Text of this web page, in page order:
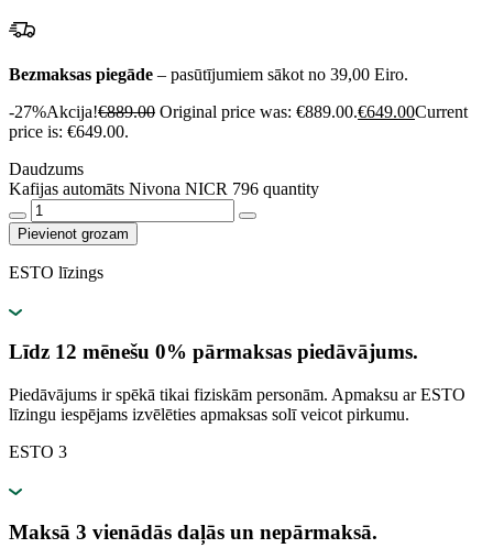
Bezmaksas piegāde – pasūtījumiem sākot no 39,00 Eiro.
-27%Akcija!€889.00 Original price was: €889.00.€649.00Current
price is: €649.00.
Daudzums
Kafijas automāts Nivona NICR 796 quantity
Pievienot grozam
ESTO līzings
Līdz 12 mēnešu 0% pārmaksas piedāvājums.
Piedāvājums ir spēkā tikai fiziskām personām. Apmaksu ar ESTO
līzingu iespējams izvēlēties apmaksas solī veicot pirkumu.
ESTO 3
Maksā 3 vienādās daļās un nepārmaksā.